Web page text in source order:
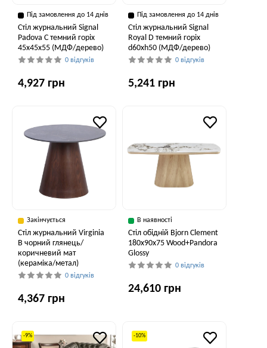
Під замовлення до 14 днів
Стіл журнальний Signal
Padova C темний горіх
45х45х55 (МДФ/дерево)
0 відгуків
4,927 грн
Під замовлення до 14 днів
Стіл журнальний Signal
Royal D темний горіх
d60хh50 (МДФ/дерево)
0 відгуків
5,241 грн
Закінчується
Стіл журнальний Virginia
B чорний глянець/
коричневий мат
(кераміка/метал)
0 відгуків
4,367 грн
В наявності
Стіл обідній Bjorn Clement
180х90х75 Wood+Pandora
Glossy
0 відгуків
24,610 грн
-9% -10%